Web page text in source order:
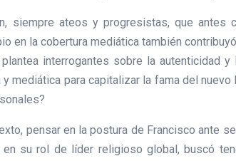
siempre ateos y progresistas, que antes
en la cobertura mediática también
plantea interrogantes sobre la autenticidad
mediática para capitalizar la fama del
pensar en la postura de Francisco ante
su rol de líder religioso global, buscó